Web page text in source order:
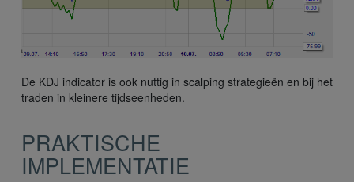
De KDJ indicator is ook nuttig in scalping strategieën en bij het
traden in kleinere tijdseenheden.
PRAKTISCHE
IMPLEMENTATIE